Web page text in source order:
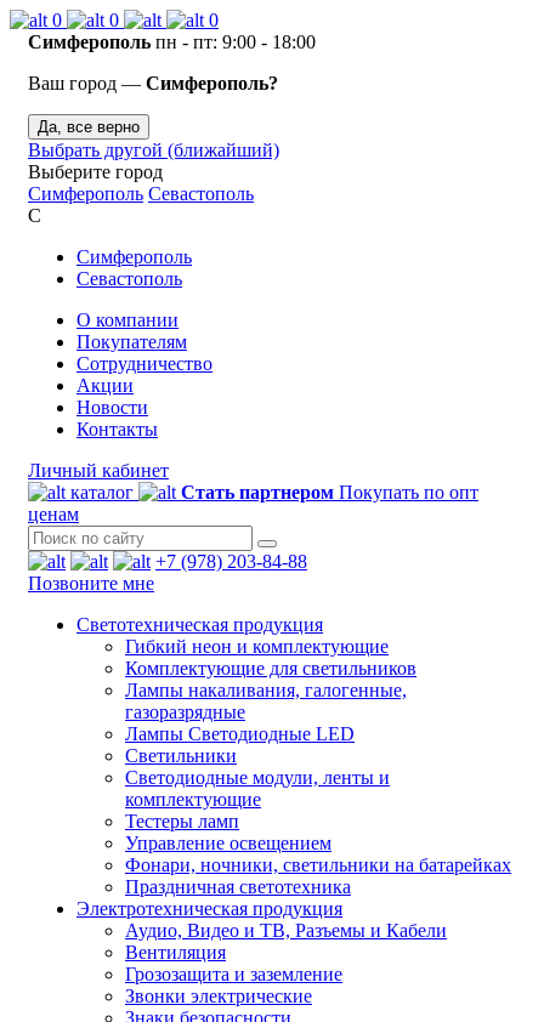
0 0
0
Симферополь пн - пт: 9:00 - 18:00
Ваш город — Симферополь?
Да, все верно
Выбрать другой (ближайший)
Выберите город
Симферополь Севастополь
С
Симферополь
Севастополь
О компании
Покупателям
Сотрудничество
Акции
Новости
Контакты
Личный кабинет
каталог
Стать партнером Покупать по опт
ценам
+7 (978) 203-84-88
Позвоните мне
Светотехническая продукция
Гибкий неон и комплектующие
Комплектующие для светильников
Лампы накаливания, галогенные,
газоразрядные
Лампы Светодиодные LED
Светильники
Светодиодные модули, ленты и
комплектующие
Тестеры ламп
Управление освещением
Фонари, ночники, светильники на батарейках
Праздничная светотехника
Электротехническая продукция
Аудио, Видео и ТВ, Разъемы и Кабели
Вентиляция
Грозозащита и заземление
Звонки электрические
Знаки безопасности